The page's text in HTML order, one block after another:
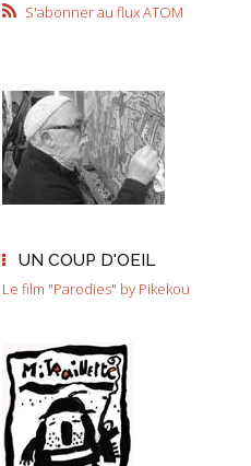
S'abonner au flux ATOM
UN COUP D'OEIL
Le film "Parodies" by Pikekou